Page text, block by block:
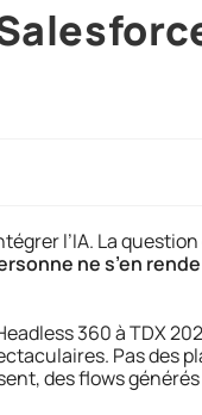
l’IA. La
ne s’en
360 à TDX
Pas des
des flows